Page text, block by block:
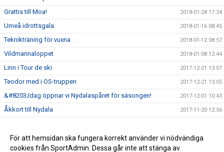
Grattis till Moa! 2018-01-28 17:24
Umeå idrottsgala 2018-01-16 08:45
Teknikträning för vuxna 2018-01-12 08:57
Vildmannaloppet 2018-01-08 12:44
Linn i Tour de ski 2017-12-21 13:07
Teodor med i OS-truppen 2017-12-21 13:05
&#8203;Idag öppnar vi Nydalaspåret för säsongen! 2017-12-01 10:43
Åkkort till Nydala 2017-11-20 12:56
Vi söker ansvarig ledare för skidskolan 2017-10-25 15:02
För att hemsidan ska fungera korrekt använder vi nödvändiga
cookies från SportAdmin. Dessa går inte att stänga av.